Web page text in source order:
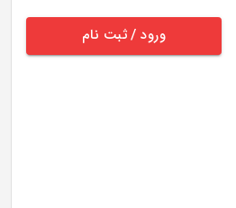
ورود / ثبت نام